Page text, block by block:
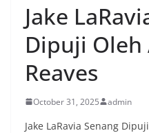
Jake
Dipuji Oleh
Reaves
October 31, 2025 admin
Jake LaRavia Senang